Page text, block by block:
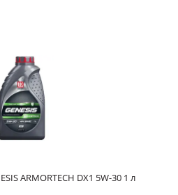
ARMORTECH DX1 5W-30 1 л